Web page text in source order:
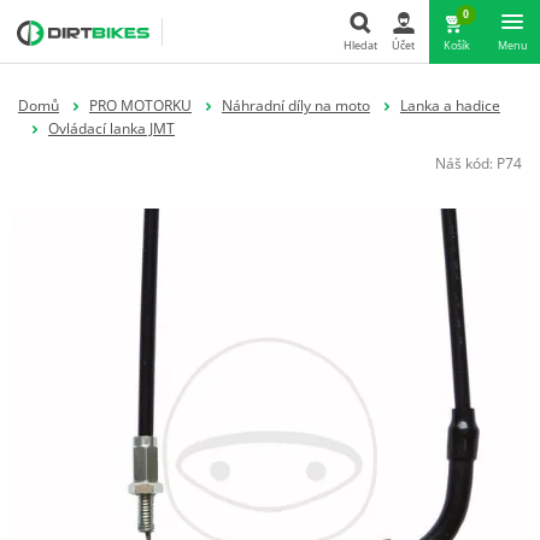
Hledat
Hledat Účet
0
Košík Menu
Domů PRO MOTORKU Náhradní díly na moto
Lanka a hadice
Ovládací lanka JMT
Náš kód: P74